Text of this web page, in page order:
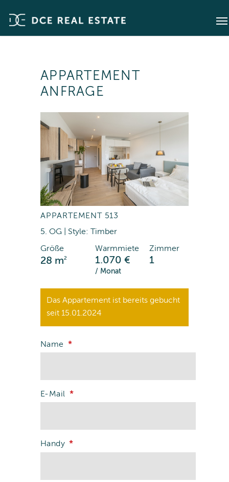
APPARTEMENT
ANFRAGE
APPARTEMENT 513
5. OG | Style: Timber
Größe
28 m2
Warmmiete
1.070 €
/ Monat
Zimmer
1
Das Appartement ist bereits gebucht
seit 15.01.2024
Name
E-Mail
Handy